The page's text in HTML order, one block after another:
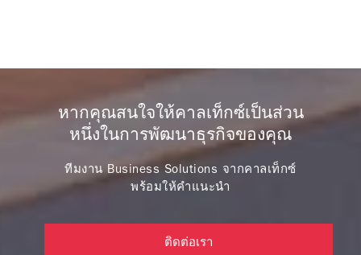
หากคุณสนใจให้คาลเท็กซ์เป็นส่วน
หนึ่งในการพัฒนาธุรกิจของคุณ
ทีมงาน Business Solutions จากคาลเท็กซ์
พร้อมให้คำแนะนำ
ติดต่อเรา